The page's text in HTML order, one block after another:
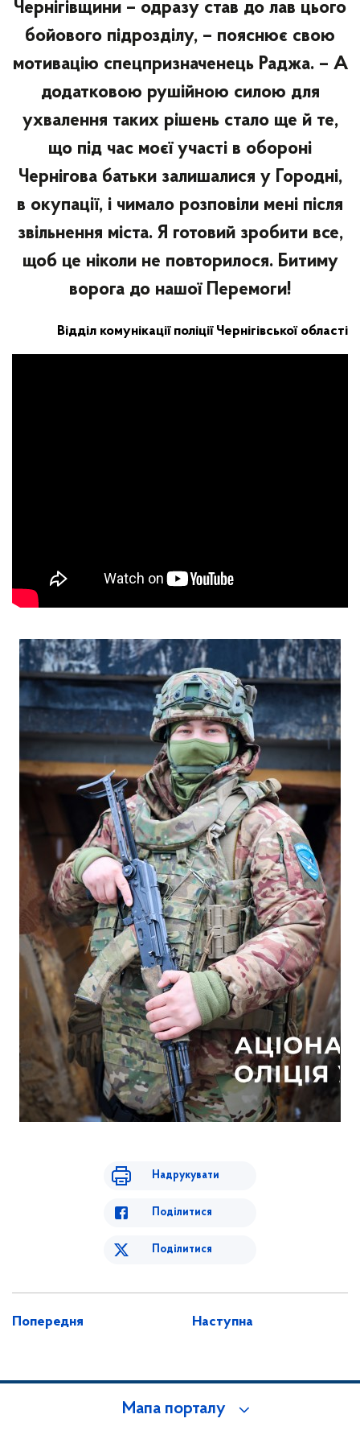
Чернігівщини – одразу став до лав цього
бойового підрозділу, – пояснює свою
мотивацію спецпризначенець Раджа. – А
додатковою рушійною силою для
ухвалення таких рішень стало ще й те,
що під час моєї участі в обороні
Чернігова батьки залишалися у Городні,
в окупації, і чимало розповіли мені після
звільнення міста. Я готовий зробити все,
щоб це ніколи не повторилося. Битиму
ворога до нашої Перемоги!
Відділ комунікації поліції Чернігівської області
Надрукувати
Поділитися
Поділитися
Попередня Наступна
Мапа порталу